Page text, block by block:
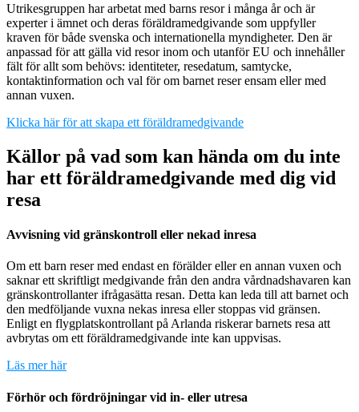
Utrikesgruppen har arbetat med barns resor i många år och är
experter i ämnet och deras föräldramedgivande som uppfyller
kraven för både svenska och internationella myndigheter. Den är
anpassad för att gälla vid resor inom och utanför EU och innehåller
fält för allt som behövs: identiteter, resedatum, samtycke,
kontaktinformation och val för om barnet reser ensam eller med
annan vuxen.
Klicka här för att skapa ett föräldramedgivande
Källor på vad som kan hända om du inte
har ett föräldramedgivande med dig vid
resa
Avvisning vid gränskontroll eller nekad inresa
Om ett barn reser med endast en förälder eller en annan vuxen och
saknar ett skriftligt medgivande från den andra vårdnadshavaren kan
gränskontrollanter ifrågasätta resan. Detta kan leda till att barnet och
den medföljande vuxna nekas inresa eller stoppas vid gränsen.
Enligt en flygplatskontrollant på Arlanda riskerar barnets resa att
avbrytas om ett föräldramedgivande inte kan uppvisas.
Läs mer här
Förhör och fördröjningar vid in- eller utresa